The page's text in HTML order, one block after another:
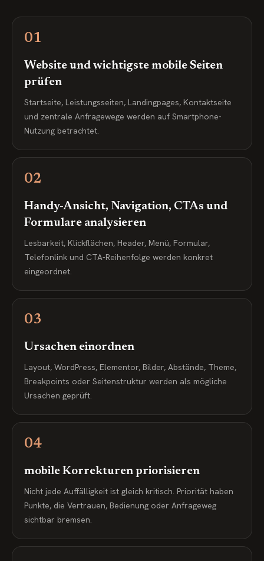
01
Website und wichtigste mobile Seiten
prüfen
Startseite, Leistungsseiten, Landingpages, Kontaktseite
und zentrale Anfragewege werden auf Smartphone-
Nutzung betrachtet.
02
Handy-Ansicht, Navigation, CTAs und
Formulare analysieren
Lesbarkeit, Klickflächen, Header, Menü, Formular,
Telefonlink und CTA-Reihenfolge werden konkret
eingeordnet.
03
Ursachen einordnen
Layout, WordPress, Elementor, Bilder, Abstände, Theme,
Breakpoints oder Seitenstruktur werden als mögliche
Ursachen geprüft.
04
mobile Korrekturen priorisieren
Nicht jede Auffälligkeit ist gleich kritisch. Priorität haben
Punkte, die Vertrauen, Bedienung oder Anfrageweg
sichtbar bremsen.